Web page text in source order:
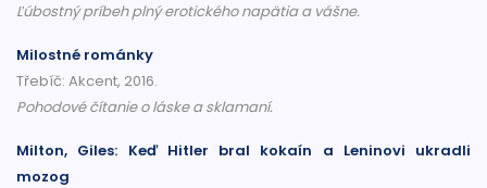
Ľúbostný príbeh plný erotického napätia a vášne.
Milostné románky
Třebíč: Akcent, 2016.
Pohodové čítanie o láske a sklamaní.
Milton, Giles: Keď Hitler bral kokaín a Leninovi ukradli
mozog